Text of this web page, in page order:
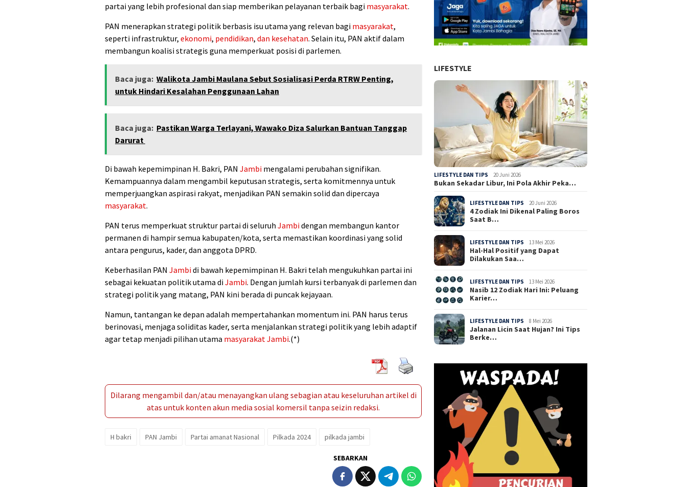
partai yang lebih profesional dan siap memberikan pelayanan terbaik bagi masyarakat.
PAN menerapkan strategi politik berbasis isu utama yang relevan bagi masyarakat,
seperti infrastruktur, ekonomi, pendidikan, dan kesehatan. Selain itu, PAN aktif dalam
membangun koalisi strategis guna memperkuat posisi di parlemen.
Baca juga: Walikota Jambi Maulana Sebut Sosialisasi Perda RTRW Penting,
untuk Hindari Kesalahan Penggunaan Lahan
Baca juga: Pastikan Warga Terlayani, Wawako Diza Salurkan Bantuan Tanggap
Darurat
Di bawah kepemimpinan H. Bakri, PAN Jambi mengalami perubahan signifikan.
Kemampuannya dalam mengambil keputusan strategis, serta komitmennya untuk
memperjuangkan aspirasi rakyat, menjadikan PAN semakin solid dan dipercaya
masyarakat.
PAN terus memperkuat struktur partai di seluruh Jambidengan membangun kantor
permanen di hampir semua kabupaten/kota, serta memastikan koordinasi yang solid
antara pengurus, kader, dan anggota DPRD.
Keberhasilan PAN Jambidi bawah kepemimpinan H. Bakri telah mengukuhkan partai ini
sebagai kekuatan politik utama diJambi. Dengan jumlah kursi terbanyak di parlemen dan
strategi politik yang matang, PAN kini berada di puncak kejayaan.
Namun, tantangan ke depan adalah mempertahankan momentum ini. PAN harus terus
berinovasi, menjaga soliditas kader, serta menjalankan strategi politik yang lebih adaptif
agar tetap menjadi pilihan utama masyarakat Jambi.(*)
Dilarang mengambil dan/atau menayangkan ulang sebagian atau keseluruhan artikel di
atas untuk konten akun media sosial komersil tanpa seizin redaksi.
H bakri PAN Jambi Partai amanat Nasional Pilkada 2024 pilkada jambi
SEBARKAN
LIFESTYLE
LIFESTYLE DAN TIPS 20 Juni 2026
Bukan Sekadar Libur, Ini Pola Akhir Peka…
LIFESTYLE DAN TIPS 20 Juni 2026
4 Zodiak Ini Dikenal Paling Boros
Saat B…
LIFESTYLE DAN TIPS 13 Mei 2026
Hal-Hal Positif yang Dapat
Dilakukan Saa…
LIFESTYLE DAN TIPS 13 Mei 2026
Nasib 12 Zodiak Hari Ini: Peluang
Karier…
LIFESTYLE DAN TIPS 8 Mei 2026
Jalanan Licin Saat Hujan? Ini Tips
Berke…